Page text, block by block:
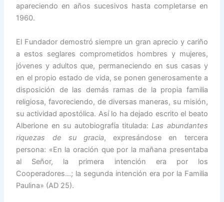
apareciendo en años sucesivos hasta completarse en
1960.
El Fundador demostró siempre un gran aprecio y cariño
a estos seglares comprometidos hombres y mujeres,
jóvenes y adultos que, permaneciendo en sus casas y
en el propio estado de vida, se ponen generosamente a
disposición de las demás ramas de la propia familia
religiosa, favoreciendo, de diversas maneras, su misión,
su actividad apostólica. Así lo ha dejado escrito el beato
Alberione en su autobiografía titulada: Las abundantes
riquezas de su gracia, expresándose en tercera
persona: «En la oración que por la mañana presentaba
al Señor, la primera intención era por los
Cooperadores…; la segunda intención era por la Familia
Paulina» (AD 25).